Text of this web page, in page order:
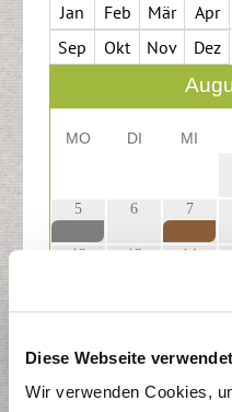
Diese Webseite
Wir verwenden Cookies,
Jan Feb Mär Apr
Sep
Okt Nov Dez
MO DI MI
5 6 7
12 13 14
2 3 4